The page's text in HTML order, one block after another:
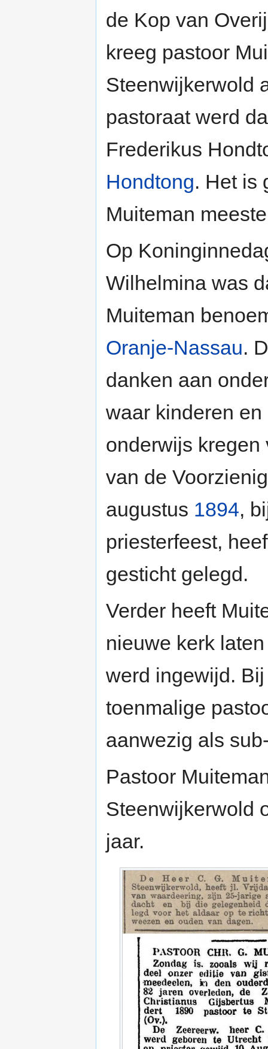
de Kop van
kreeg pastoor
Steenwijkerwold
pastoraat werd
Frederikus
Hondtong. Het is
Muiteman
Op
Wilhelmina was
Muiteman
Oranje-Nassau.
danken aan
waar kinderen
onderwijs kregen
van de
augustus 1894,
priesterfeest,
gesticht gelegd.
Verder heeft
nieuwe kerk
werd ingewijd.
toenmalige
aanwezig als
Pastoor
Steenwijkerwold
jaar.